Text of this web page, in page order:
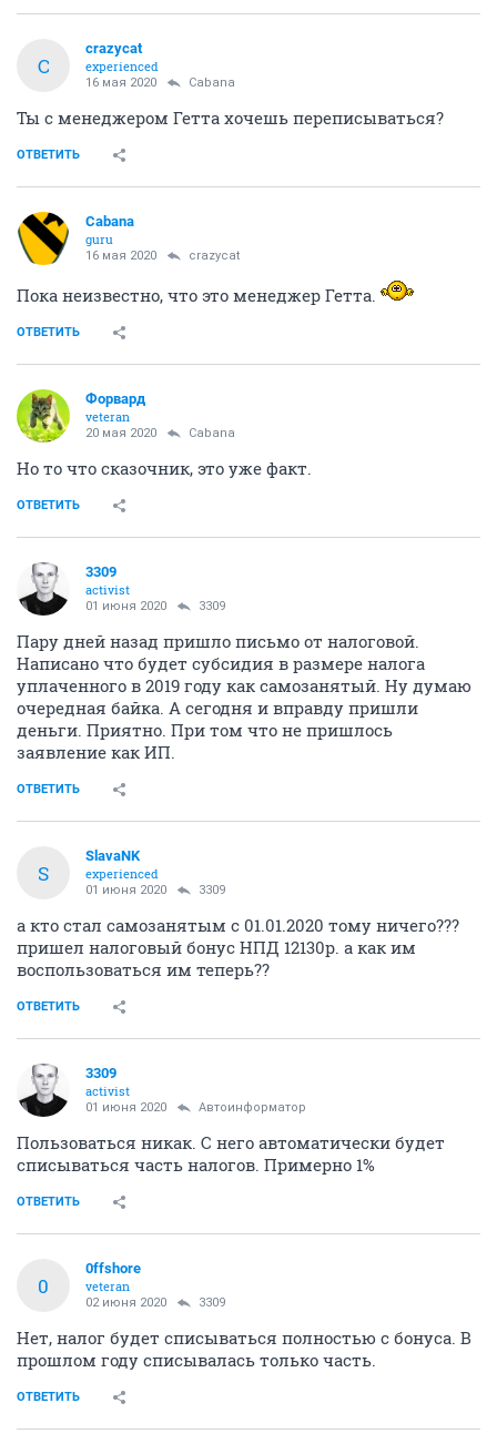
C
crazycat
experienced
16 мая 2020 Cabana
Ты с менеджером Гетта хочешь переписываться?
ОТВЕТИТЬ
Cabana
guru
16 мая 2020 crazycat
Пока неизвестно, что это менеджер Гетта.
ОТВЕТИТЬ
Форвард
veteran
20 мая 2020 Cabana
Но то что сказочник, это уже факт.
ОТВЕТИТЬ
3309
activist
01 июня 2020 3309
Пару дней назад пришло письмо от налоговой.
Написано что будет субсидия в размере налога
уплаченного в 2019 году как самозанятый. Ну думаю
очередная байка. А сегодня и вправду пришли
деньги. Приятно. При том что не пришлось
заявление как ИП.
ОТВЕТИТЬ
S
SlavaNK
experienced
01 июня 2020 3309
а кто стал самозанятым с 01.01.2020 тому ничего???
пришел налоговый бонус НПД 12130р. а как им
воспользоваться им теперь??
ОТВЕТИТЬ
3309
activist
01 июня 2020 Автоинформатор
Пользоваться никак. С него автоматически будет
списываться часть налогов. Примерно 1%
ОТВЕТИТЬ
0
0ffshore
veteran
02 июня 2020 3309
Нет, налог будет списываться полностью с бонуса. В
прошлом году списывалась только часть.
ОТВЕТИТЬ